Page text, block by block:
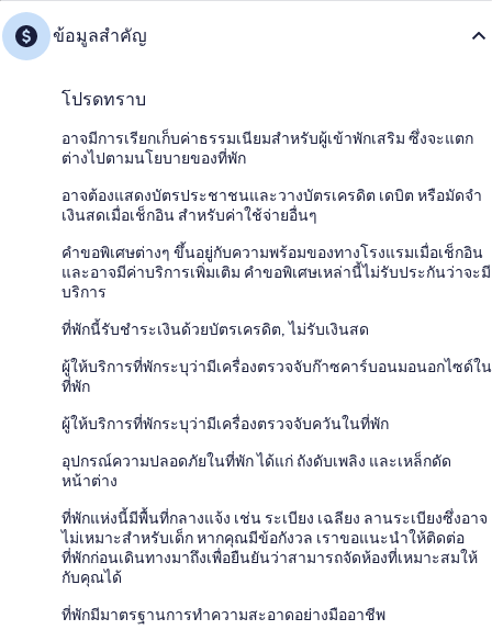
ข้อมูลสำคัญ
โปรดทราบ
อาจมีการเรียกเก็บค่าธรรมเนียมสำหรับผู้เข้าพักเสริม ซึ่งจะแตก
ต่างไปตามนโยบายของที่พัก
อาจต้องแสดงบัตรประชาชนและวางบัตรเครดิต เดบิต หรือมัดจำ
เงินสดเมื่อเช็กอิน สำหรับค่าใช้จ่ายอื่นๆ
คำขอพิเศษต่างๆ ขึ้นอยู่กับความพร้อมของทางโรงแรมเมื่อเช็กอิน
และอาจมีค่าบริการเพิ่มเติม คำขอพิเศษเหล่านี้ไม่รับประกันว่าจะมี
บริการ
ที่พักนี้รับชำระเงินด้วยบัตรเครดิต, ไม่รับเงินสด
ผู้ให้บริการที่พักระบุว่ามีเครื่องตรวจจับก๊าซคาร์บอนมอนอกไซด์ใน
ที่พัก
ผู้ให้บริการที่พักระบุว่ามีเครื่องตรวจจับควันในที่พัก
อุปกรณ์ความปลอดภัยในที่พัก ได้แก่ ถังดับเพลิง และเหล็กดัด
หน้าต่าง
ที่พักแห่งนี้มีพื้นที่กลางแจ้ง เช่น ระเบียง เฉลียง ลานระเบียงซึ่งอาจ
ไม่เหมาะสำหรับเด็ก หากคุณมีข้อกังวล เราขอแนะนำให้ติดต่อ
ที่พักก่อนเดินทางมาถึงเพื่อยืนยันว่าสามารถจัดห้องที่เหมาะสมให้
กับคุณได้
ที่พักมีมาตรฐานการทำความสะอาดอย่างมืออาชีพ